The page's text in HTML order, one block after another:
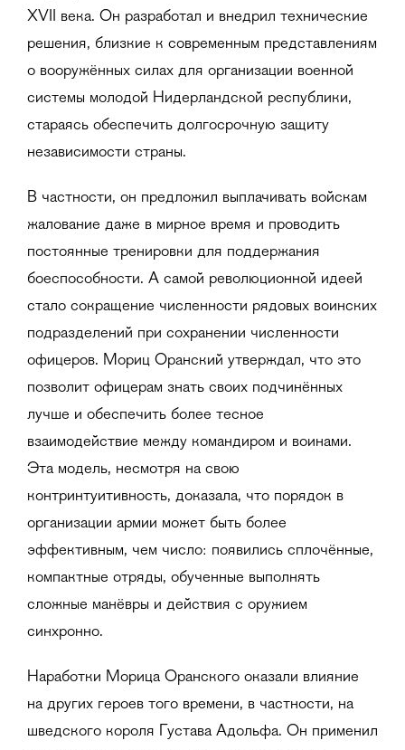
XVII века. Он разработал и внедрил технические
решения, близкие к современным представлениям
о вооружённых силах для организации военной
системы молодой Нидерландской республики,
стараясь обеспечить долгосрочную защиту
независимости страны.
В частности, он предложил выплачивать войскам
жалование даже в мирное время и проводить
постоянные тренировки для поддержания
боеспособности. А самой революционной идеей
стало сокращение численности рядовых воинских
подразделений при сохранении численности
офицеров. Мориц Оранский утверждал, что это
позволит офицерам знать своих подчинённых
лучше и обеспечить более тесное
взаимодействие между командиром и воинами.
Эта модель, несмотря на свою
контринтуитивность, доказала, что порядок в
организации армии может быть более
эффективным, чем число: появились сплочённые,
компактные отряды, обученные выполнять
сложные манёвры и действия с оружием
синхронно.
Наработки Морица Оранского оказали влияние
на других героев того времени, в частности, на
шведского короля Густава Адольфа. Он применил